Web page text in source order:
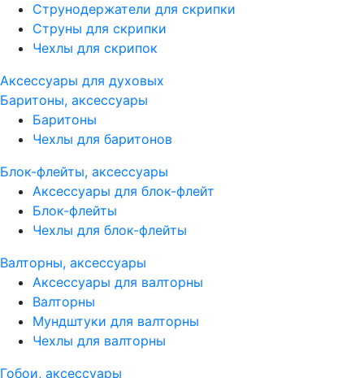
Струнодержатели для скрипки
Струны для скрипки
Чехлы для скрипок
Аксессуары для духовых
Баритоны, аксессуары
Баритоны
Чехлы для баритонов
Блок-флейты, аксессуары
Аксессуары для блок-флейт
Блок-флейты
Чехлы для блок-флейты
Валторны, аксессуары
Аксессуары для валторны
Валторны
Мундштуки для валторны
Чехлы для валторны
Гобои, аксессуары